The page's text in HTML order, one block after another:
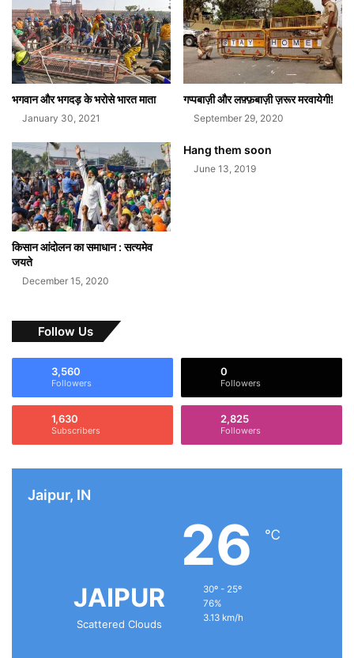
भगवान और भगदड़ के भरोसे भारत माता
January 30, 2021
गप्पबाज़ी और लफ़्फ़बाज़ी ज़रूर मरवायेगी!
September 29, 2020
किसान आंदोलन का समाधान : सत्यमेव
जयते
December 15, 2020
Hang them soon
June 13, 2019
Follow Us
3,560
Followers
0
Followers
1,630
Subscribers
2,825
Followers
Jaipur, IN
JAIPUR
Scattered Clouds
26 ℃
30º - 25º
76%
3.13 km/h